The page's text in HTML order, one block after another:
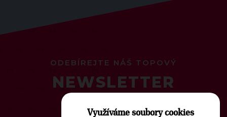
ODEBÍREJTE NÁŠ TOPOVÝ
NEWSLETTER
Využíváme soubory cookies